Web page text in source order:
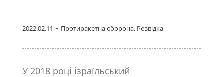
2022.02.11 • Протиракетна оборона, Розвідка
У 2018 році ізраїльський